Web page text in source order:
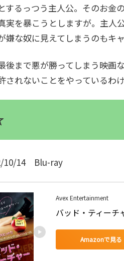
するっつう主人公。そのお金
実を暴こうとしますが。主人
嫌な奴に見えてしまうのもキ
後まで悪が勝ってしまう映画
されないことをやっているわ
10/14 Blu-ray
Avex Entertainment
バッド・ティーチ
Amazonで見る